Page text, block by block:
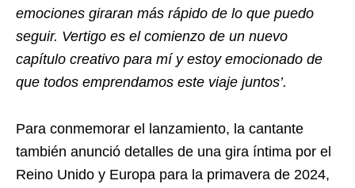
emociones giraran más rápido de lo que puedo
seguir. Vertigo es el comienzo de un nuevo
capítulo creativo para mí y estoy emocionado de
que todos emprendamos este viaje juntos’.
Para conmemorar el lanzamiento, la cantante
también anunció detalles de una gira íntima por el
Reino Unido y Europa para la primavera de 2024,